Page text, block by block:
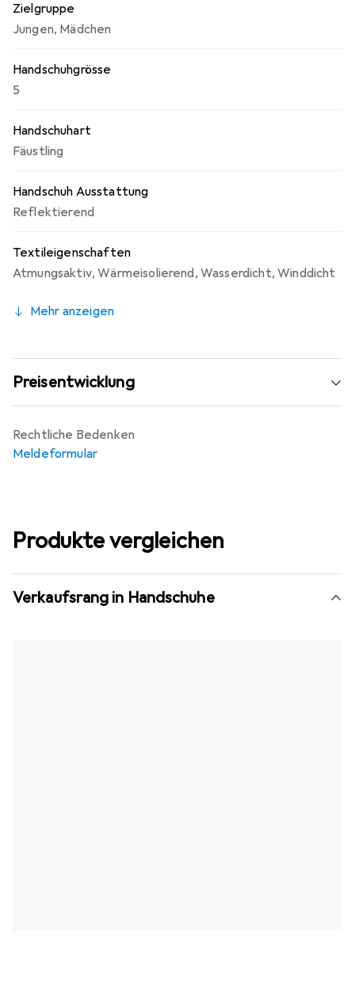
Zielgruppe
Jungen, Mädchen
Handschuhgrösse
5
Handschuhart
Fäustling
Handschuh Ausstattung
Reflektierend
Textileigenschaften
Atmungsaktiv,Wärmeisolierend, Wasserdicht,Winddicht
Mehr anzeigen
Preisentwicklung
Rechtliche Bedenken
Meldeformular
Produkte vergleichen
Verkaufsrang in Handschuhe